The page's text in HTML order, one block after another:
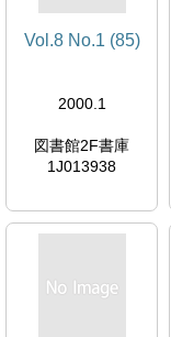
Vol.8 No.1 (85)
2000.1
図書館2F書庫
1J013938